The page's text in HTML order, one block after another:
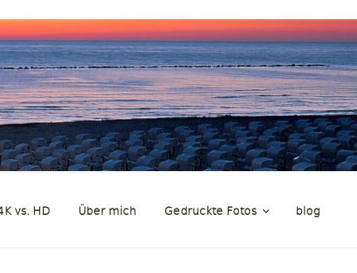
vs. HD Über mich Gedruckte Fotos blog